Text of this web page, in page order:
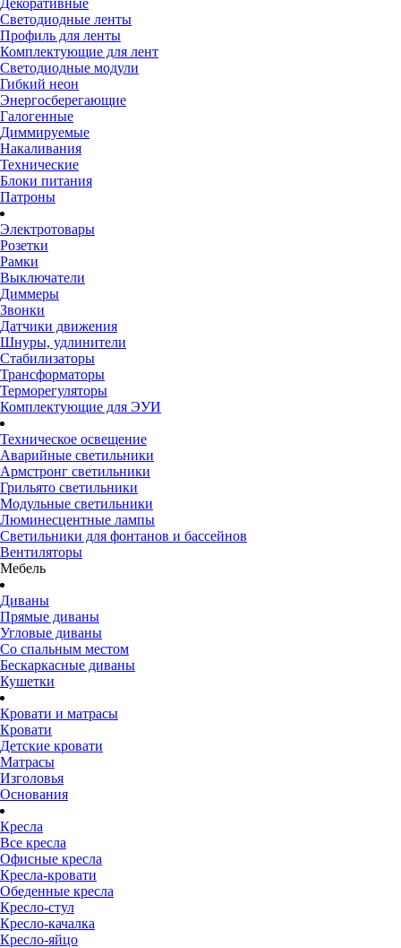
Декоративные
Светодиодные ленты
Профиль для ленты
Комплектующие для лент
Светодиодные модули
Гибкий неон
Энергосберегающие
Галогенные
Диммируемые
Накаливания
Технические
Блоки питания
Патроны
Электротовары
Розетки
Рамки
Выключатели
Диммеры
Звонки
Датчики движения
Шнуры, удлинители
Стабилизаторы
Трансформаторы
Терморегуляторы
Комплектующие для ЭУИ
Техническое освещение
Аварийные светильники
Армстронг светильники
Грильято светильники
Модульные светильники
Люминесцентные лампы
Светильники для фонтанов и бассейнов
Вентиляторы
Мебель
Диваны
Прямые диваны
Угловые диваны
Со спальным местом
Бескаркасные диваны
Кушетки
Кровати и матрасы
Кровати
Детские кровати
Матрасы
Изголовья
Основания
Кресла
Все кресла
Офисные кресла
Кресла-кровати
Обеденные кресла
Кресло-стул
Кресло-качалка
Кресло-яйцо